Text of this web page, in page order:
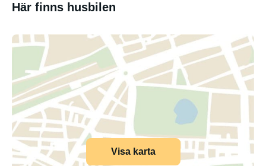
Här finns husbilen
Visa karta